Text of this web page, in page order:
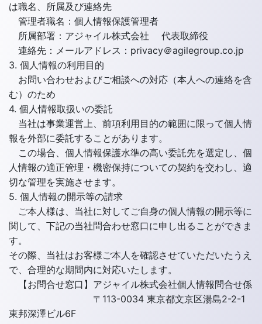
は職名、所属及び連絡先
管理者職名：個人情報保護管理者
所属部署：アジャイル株式会社 代表取締役
連絡先：メールアドレス：privacy＠agilegroup.co.jp
3. 個人情報の利用目的
お問い合わせおよびご相談への対応（本人への連絡を含
む）のため
4. 個人情報取扱いの委託
当社は事業運営上、前項利用目的の範囲に限って個人情
報を外部に委託することがあります。
この場合、個人情報保護水準の高い委託先を選定し、個
人情報の適正管理・機密保持についての契約を交わし、適
切な管理を実施させます。
5. 個人情報の開示等の請求
ご本人様は、当社に対してご自身の個人情報の開示等に
関して、下記の当社問合わせ窓口に申し出ることができま
す。
その際、当社はお客様ご本人を確認させていただいたうえ
で、合理的な期間内に対応いたします。
【お問合せ窓口】アジャイル株式会社個人情報問合せ係
〒113-0034 東京都文京区湯島2-2-1
東邦深澤ビル6F